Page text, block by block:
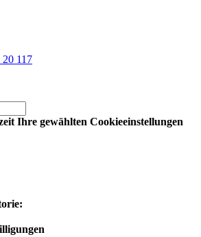
117
Ihre gewählten Cookieeinstellungen